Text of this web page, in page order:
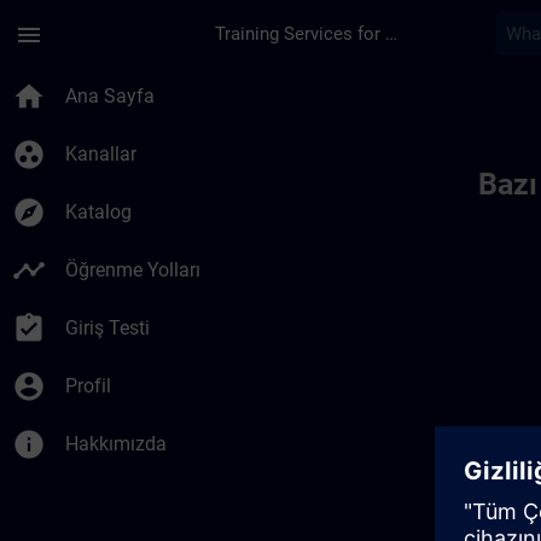
menu Training Services for Digital Industries
home Ana Sayfa
group_work Kanallar
explore Katalog
timeline Öğrenme Yolları
assignment_turned_in Giriş Testi
account_circle Profil
info Hakkımızda